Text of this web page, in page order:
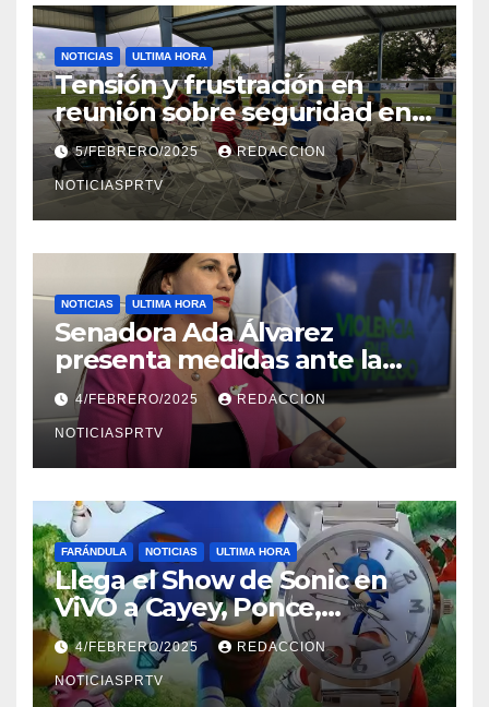
NOTICIAS ULTIMA HORA
Tensión y frustración en
reunión sobre seguridad en
Reparto Metropolitano
5/FEBRERO/2025 REDACCION
NOTICIASPRTV
NOTICIAS ULTIMA HORA
Senadora Ada Álvarez
presenta medidas ante la
violencia en el noviazgo
4/FEBRERO/2025 REDACCION
NOTICIASPRTV
FARÁNDULA NOTICIAS ULTIMA HORA
Llega el Show de Sonic en
ViVO a Cayey, Ponce,
Barceloneta y Humacao,
Relojes gratis para el que
compre ahora….
4/FEBRERO/2025 REDACCION
NOTICIASPRTV